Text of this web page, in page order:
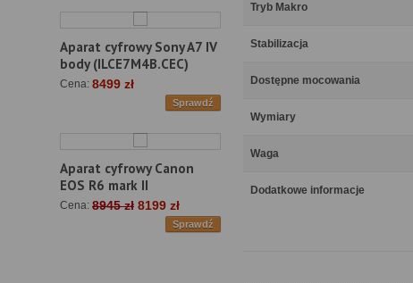
Aparat cyfrowy Sony A7 IV
body (ILCE7M4B.CEC)
Cena: 8499 zł
Sprawdź
Aparat cyfrowy Canon
EOS R6 mark II
Cena: 8945 zł 8199 zł
Sprawdź
Tryb Makro
Stabilizacja
Dostępne mocowania
Wymiary
Waga
Dodatkowe informacje